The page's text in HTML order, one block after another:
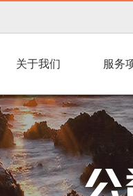
关于我们 服务